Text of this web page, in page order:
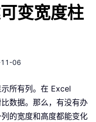
变宽度柱
06
所有列。在 Excel
数据。那么，有没有办
的宽度和高度都能变化